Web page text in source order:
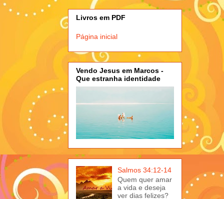
Livros em PDF
Página inicial
Vendo Jesus em Marcos -
Que estranha identidade
Salmos 34:12-14
Quem quer amar
a vida e deseja
ver dias felizes?